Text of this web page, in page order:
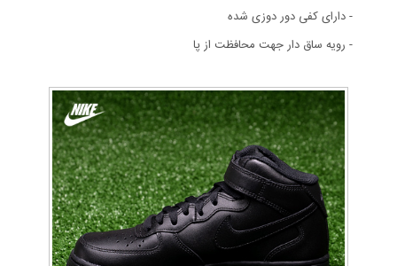
- دارای کفی دور دوزی شده
- رویه ساق دار جهت محافظت از پا